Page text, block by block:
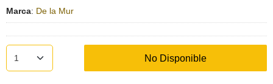
Marca: De la Mur
No Disponible